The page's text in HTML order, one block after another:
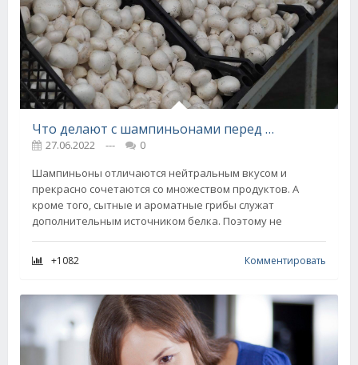
Что делают с шампиньонами перед жаркой смекалистые хозяйки
27.06.2022 ---
0
Шампиньоны отличаются нейтральным вкусом и
прекрасно сочетаются со множеством продуктов. А
кроме того, сытные и ароматные грибы служат
дополнительным источником белка. Поэтому не
+1082 Комментировать